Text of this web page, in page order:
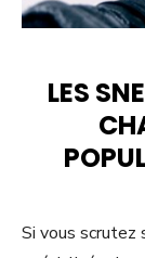
LES
Si vous scrutez